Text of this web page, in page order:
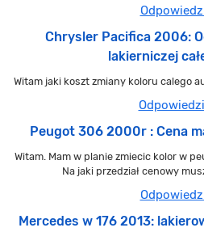
Chrysler Pacifica 2006:
lakierniczej
Witam jaki koszt zmiany koloru calego
Peugot 306 2000r : Cena
Witam. Mam w planie zmiecic kolor w
Na jaki przedział cenowy
Mercedes w 176 2013: